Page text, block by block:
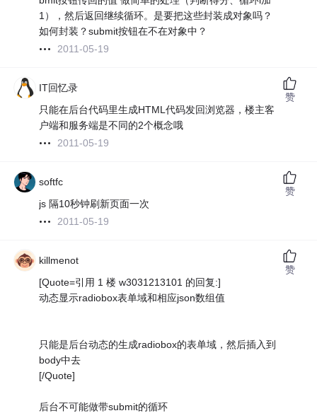
1），然后返回继续循环。是要把这些封装成对象吗？
如何封装？submit按钮在不在对象中？
2011-05-19
IT回忆录
只能在后台代码里生成HTML代码发回浏览器，楼主客
户端和服务端是不同的2个概念哦
2011-05-19
赞
softfc
js 隔10秒钟刷新页面一次
2011-05-19
赞
killmenot
[Quote=引用 1 楼 w3031213101 的回复:]
动态显示radiobox表单域和相应json数组值
只能是后台动态的生成radiobox的表单域，然后插入到
body中去
[/Quote]
后台不可能做带submit的循环
赞